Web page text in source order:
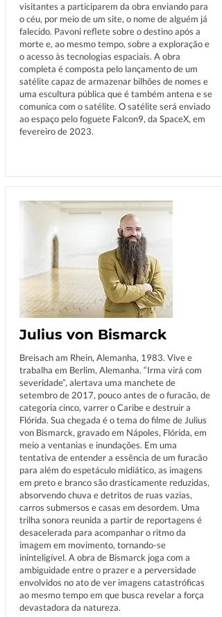
visitantes a participarem da obra enviando para
o céu, por meio de um site, o nome de alguém já
falecido. Pavoni reflete sobre o destino após a
morte e, ao mesmo tempo, sobre a exploração e
o acesso às tecnologias espaciais. A obra
completa é composta pelo lançamento de um
satélite capaz de armazenar bilhões de nomes e
uma escultura pública que é também antena e se
comunica com o satélite. O satélite será enviado
ao espaço pelo foguete Falcon9, da SpaceX, em
fevereiro de 2023.
Julius von Bismarck
Breisach am Rhein, Alemanha, 1983. Vive e
trabalha em Berlim, Alemanha. “Irma virá com
severidade”, alertava uma manchete de
setembro de 2017, pouco antes de o furacão, de
categoria cinco, varrer o Caribe e destruir a
Flórida. Sua chegada é o tema do filme de Julius
von Bismarck, gravado em Nápoles, Flórida, em
meio a ventanias e inundações. Em uma
tentativa de entender a essência de um furacão
para além do espetáculo midiático, as imagens
em preto e branco são drasticamente reduzidas,
absorvendo chuva e detritos de ruas vazias,
carros submersos e casas em desordem. Uma
trilha sonora reunida a partir de reportagens é
desacelerada para acompanhar o ritmo da
imagem em movimento, tornando-se
ininteligível. A obra de Bismarck joga com a
ambiguidade entre o prazer e a perversidade
envolvidos no ato de ver imagens catastróficas
ao mesmo tempo em que busca revelar a força
devastadora da natureza.